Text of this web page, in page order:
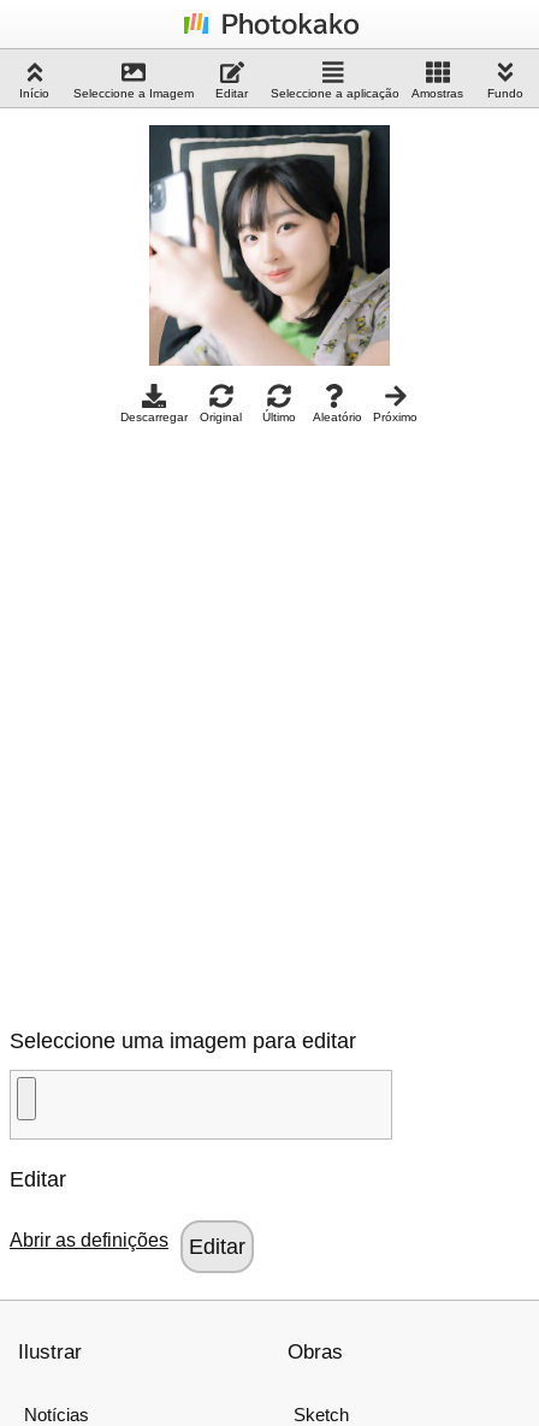
Início Seleccione a Imagem Editar Seleccione a aplicação Amostras Fundo
Descarregar Original Último Aleatório Próximo
Seleccione uma imagem para editar
Editar
Abrir as definições
Ilustrar
Notícias
Obras
Sketch